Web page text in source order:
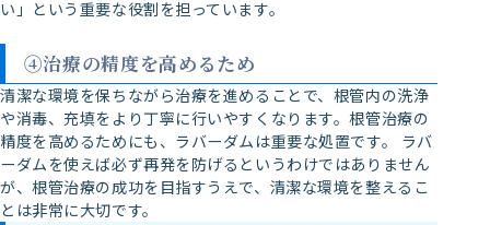
い」という重要な役割を担っています。
④治療の精度を高めるため
清潔な環境を保ちながら治療を進めることで、根管内の洗浄
や消毒、充填をより丁寧に行いやすくなります。根管治療の
精度を高めるためにも、ラバーダムは重要な処置です。 ラバ
ーダムを使えば必ず再発を防げるというわけではありません
が、根管治療の成功を目指すうえで、清潔な環境を整えるこ
とは非常に大切です。